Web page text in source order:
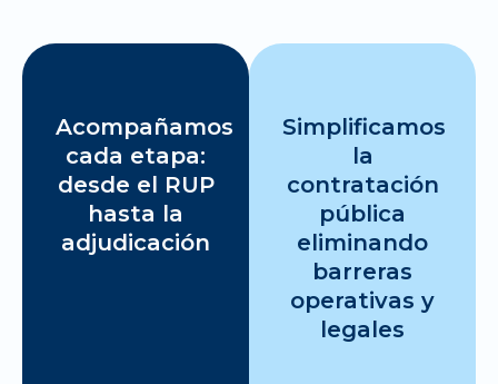
Acompañamos
cada etapa:
desde el RUP
hasta la
adjudicación
Simplificamos
la
contratación
pública
eliminando
barreras
operativas y
legales